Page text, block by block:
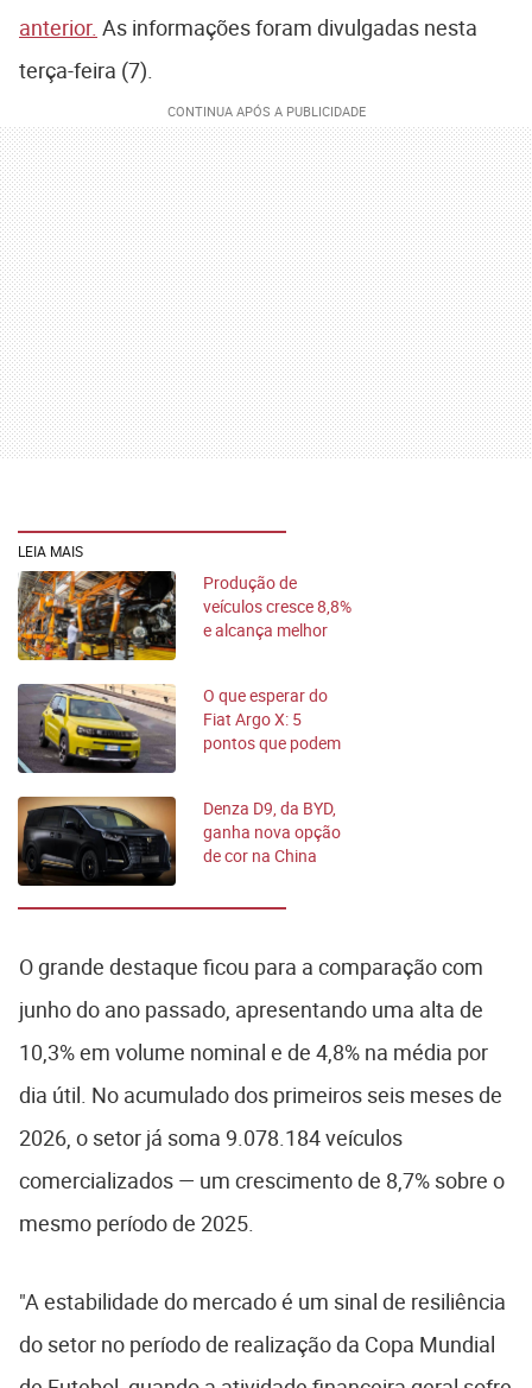
anterior. As informações foram divulgadas nesta
terça-feira (7).
LEIA MAIS
Produção de
veículos cresce 8,8%
e alcança melhor
O que esperar do
Fiat Argo X: 5
pontos que podem
Denza D9, da BYD,
ganha nova opção
de cor na China
O grande destaque ficou para a comparação com
junho do ano passado, apresentando uma alta de
10,3% em volume nominal e de 4,8% na média por
dia útil. No acumulado dos primeiros seis meses de
2026, o setor já soma 9.078.184 veículos
comercializados — um crescimento de 8,7% sobre o
mesmo período de 2025.
"A estabilidade do mercado é um sinal de resiliência
do setor no período de realização da Copa Mundial